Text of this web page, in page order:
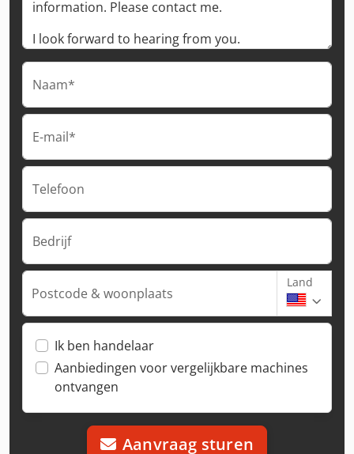
Naam*
E-mail*
Telefoon
Bedrijf
Postcode & woonplaats
Land
Ik ben handelaar
Aanbiedingen voor vergelijkbare machines
ontvangen
Aanvraag sturen